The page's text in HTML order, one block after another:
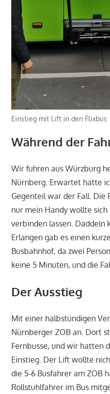
Einstieg mit Lift in den Flixbus
Während der
Wir fuhren aus Würzburg
Nürnberg. Erwartet hatte
Gegenteil war der Fall. Die
nur mein Handy wollte
verbinden lassen. Daddeln
Erlangen gab es einen
Busbahnhof, da zwei
keine 5 Minuten, und die
Der Ausstieg
Mit einer halbstündigen
Nürnberger ZOB an. Dort
Fernbusse, und wir hatten
Einstieg. Der Lift wollte
die 5-6 Busfahrer am ZOB
Rollstuhlfahrer im Bus